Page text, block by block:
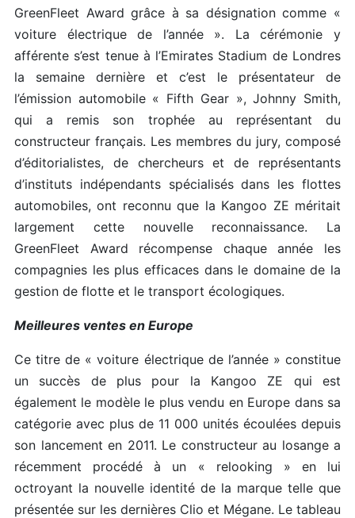
GreenFleet Award grâce à sa désignation comme «
voiture électrique de l’année ». La cérémonie y
afférente s’est tenue à l’Emirates Stadium de Londres
la semaine dernière et c’est le présentateur de
l’émission automobile « Fifth Gear », Johnny Smith,
qui a remis son trophée au représentant du
constructeur français. Les membres du jury, composé
d’éditorialistes, de chercheurs et de représentants
d’instituts indépendants spécialisés dans les flottes
automobiles, ont reconnu que la Kangoo ZE méritait
largement cette nouvelle reconnaissance. La
GreenFleet Award récompense chaque année les
compagnies les plus efficaces dans le domaine de la
gestion de flotte et le transport écologiques.
Meilleures ventes en Europe
Ce titre de « voiture électrique de l’année » constitue
un succès de plus pour la Kangoo ZE qui est
également le modèle le plus vendu en Europe dans sa
catégorie avec plus de 11 000 unités écoulées depuis
son lancement en 2011. Le constructeur au losange a
récemment procédé à un « relooking » en lui
octroyant la nouvelle identité de la marque telle que
présentée sur les dernières Clio et Mégane. Le tableau